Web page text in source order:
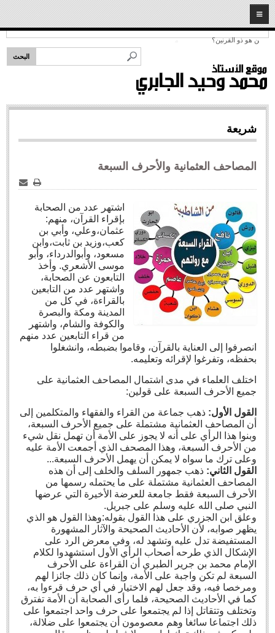
10
2026
Headlines:
من هو ذو القرنين؟
الرئيسية
قضايا دينية
خطب ومحاضرات
سيد البشر
أئمة وفقهاء
الأصحاب
نساء مؤمنات
شريعة
فتاوى المهجر
قضايا اجتماعية
فرق ومذاهب
رعاية المحتاجين
قضايا فكرية
شعر
مقالات
أنشطة جمعية الأندلس
السيرة الذاتية
معرض الصور
تواصل
الهولندية
شريعة
المصاحف العثمانية والأحرف السبعة
طباعة
البريد
اشتهر عدد من الصحابة
بإقراء القرآن، منهم:
عثمان،وعلي، وأبي بن
كعب،وزيد بن ثابت،وابن
مسعود، وأبوالدرداء، وأبو
موسى الأشعري. وأخذ
التابعون عن الصحابة،
واشتهر عدد من التابعين
بالقراءة، في كل من
المدينة ومكة والبصرة
والكوفة والشام، واشتهر
من قراء التابعين عدد منهم
انصرفوا إلى العناية بالقرآن، وقاموا بضبطه، وانشغلوا
بحفظه، وتفرغوا لإقرائه وتعليمه.
اختلف العلماء في مدى اشتمال المصاحف العثمانية على
جميع الأحرف السبعة على قولين:
القول الأول: ذهب جماعة من القراء والفقهاء والمتكلمين إلى
أن المصاحف العثمانية مشتملة على جميع الأحرف السبعة،
وبنوا هذا الرأي على أنه لا يجوز على الأمة أن تهمل نقل شيء
من الأحرف السبعة، وهذا المصحف الذي أجمعت الأمة عليه
وعلى ترك ما سواه لا يمكن أن يهمل الأحرف السبعة...
القول الثاني: ذهب جمهور السلف والخلف إلى أن هذه
المصاحف العثمانية مشتملة على ما يحتمله رسمها من
الأحرف السبعة فقط جامعة للعرضة الأخيرة التي عرضها
النبي صلى الله عليه وسلم على جبريل.
وعلق ابن الجزري على هذا القول بقوله:وهذا القول هو الذي
يظهر صوابه، لأن الأحاديث الصحيحة والآثار المشهورة
المستفيضة تدل عليه وتشهد له، وفي معرض الرد على
الإشكال الذي طرحه أصحاب الرأي الأول استشهدوا لكلام
الإمام محمد بن جرير الطبري أن القراءة على الأحرف
السبعة لم تكن واجبة على الأمة، وإنما كان ذلك جائزا لهم
ومرخصا فيه، وقد جعل لهم الاختيار في أي حرف قرءوا به،
كما في الأحاديث الصحيحة، فلما رأى الصحابة أن الأمة تفترق
وتختلف وتتقاتل إذا لم يجتمعوا على حرف واحد اجتمعوا على
ذلك اجتماعا سائغا وهم معصومون أن يجتمعوا على ضلالة،